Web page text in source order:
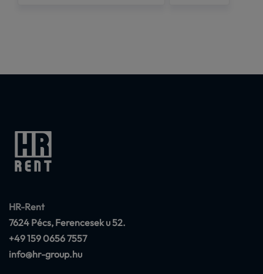
HR-Rent
7624 Pécs, Ferencesek u 52.
+49 159 0656 7557
info@hr-group.hu